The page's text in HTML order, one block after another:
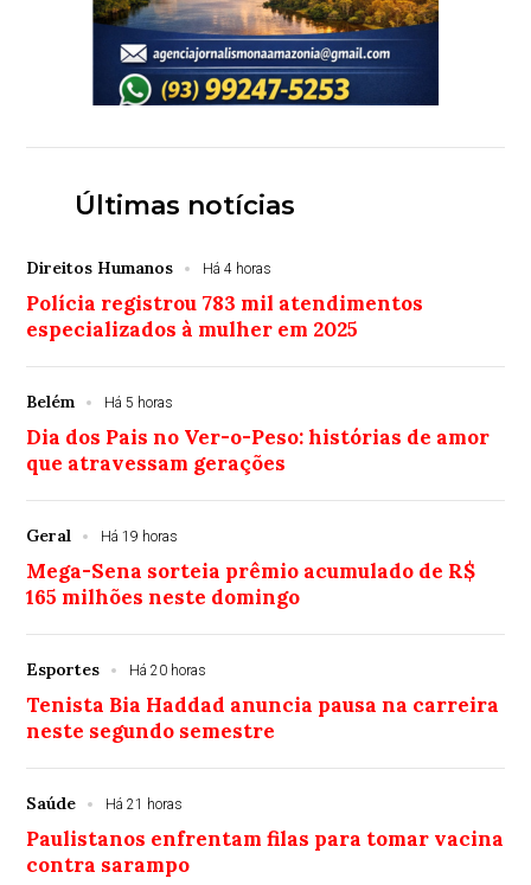
Últimas notícias
Direitos Humanos Há 4 horas
Polícia registrou 783 mil atendimentos
especializados à mulher em 2025
Belém Há 5 horas
Dia dos Pais no Ver-o-Peso: histórias de amor
que atravessam gerações
Geral Há 19 horas
Mega-Sena sorteia prêmio acumulado de R$
165 milhões neste domingo
Esportes Há 20 horas
Tenista Bia Haddad anuncia pausa na carreira
neste segundo semestre
Saúde Há 21 horas
Paulistanos enfrentam filas para tomar vacina
contra sarampo